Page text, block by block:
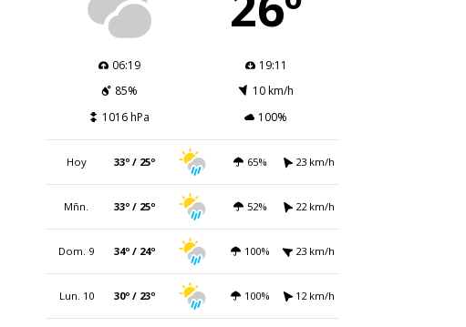
06:19
19:11
85%
10 km/h
1016 hPa
100%
Hoy 33º / 25º 65% 23 km/h
Mñn. 33º / 25º 52% 22 km/h
Dom. 9 34º / 24º 100% 23 km/h
Lun. 10 30º / 23º 100% 12 km/h